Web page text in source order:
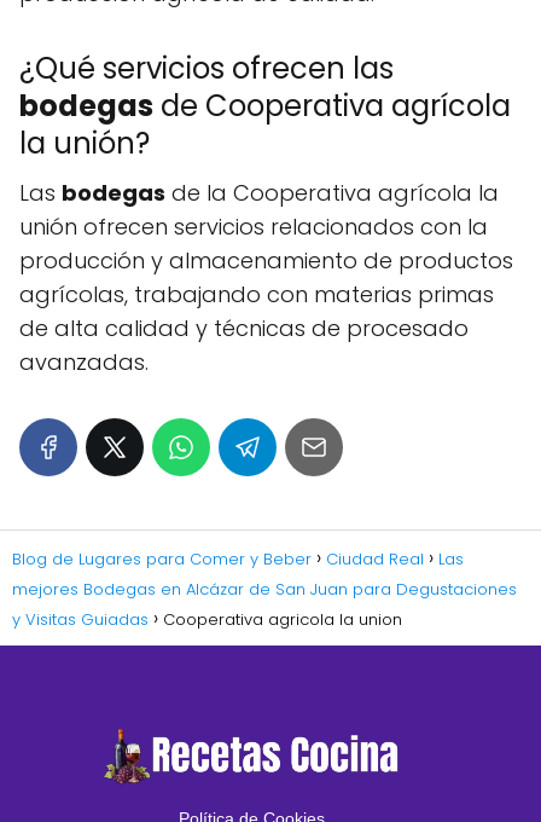
¿Qué servicios ofrecen las
bodegas de Cooperativa agrícola
la unión?
Las bodegas de la Cooperativa agrícola la
unión ofrecen servicios relacionados con la
producción y almacenamiento de productos
agrícolas, trabajando con materias primas
de alta calidad y técnicas de procesado
avanzadas.
Blog de Lugares para Comer y Beber Ciudad Real
Las
mejores Bodegas en Alcázar de San Juan para Degustaciones
y Visitas Guiadas
Cooperativa agricola la union
Política de Cookies